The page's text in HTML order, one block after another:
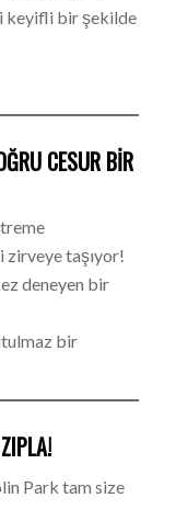
keyifli bir şekilde
CESUR BIR
zirveye taşıyor!
deneyen bir
bir
Park tam size